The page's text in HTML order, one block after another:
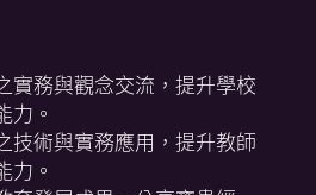
實務與觀念交流，提升學校
力。
技術與實務應用，提升教師
力。